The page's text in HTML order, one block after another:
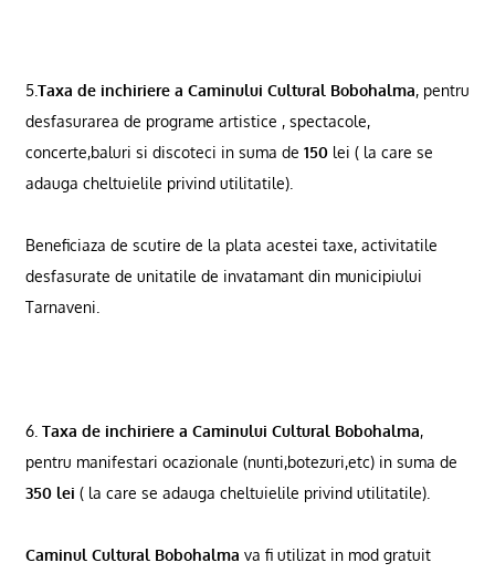
5.Taxa de inchiriere a Caminului Cultural Bobohalma, pentru
desfasurarea de programe artistice , spectacole,
concerte,baluri si discoteci in suma de 150 lei ( la care se
adauga cheltuielile privind utilitatile).
Beneficiaza de scutire de la plata acestei taxe, activitatile
desfasurate de unitatile de invatamant din municipiului
Tarnaveni.
6. Taxa de inchiriere a Caminului Cultural Bobohalma,
pentru manifestari ocazionale (nunti,botezuri,etc) in suma de
350 lei ( la care se adauga cheltuielile privind utilitatile).
Caminul Cultural Bobohalma va fi utilizat in mod gratuit